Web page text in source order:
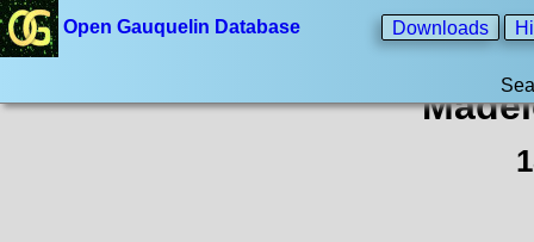
Open Gauquelin Database Downloads